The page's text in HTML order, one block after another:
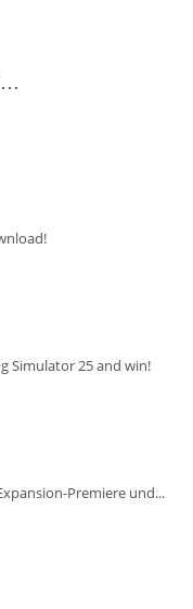
Simulator 25 and win!
Premiere und...